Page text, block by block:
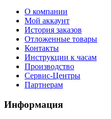
О компании
Мой аккаунт
История заказов
Отложенные товары
Контакты
Инструкции к часам
Производство
Сервис-Центры
Партнерам
Информация